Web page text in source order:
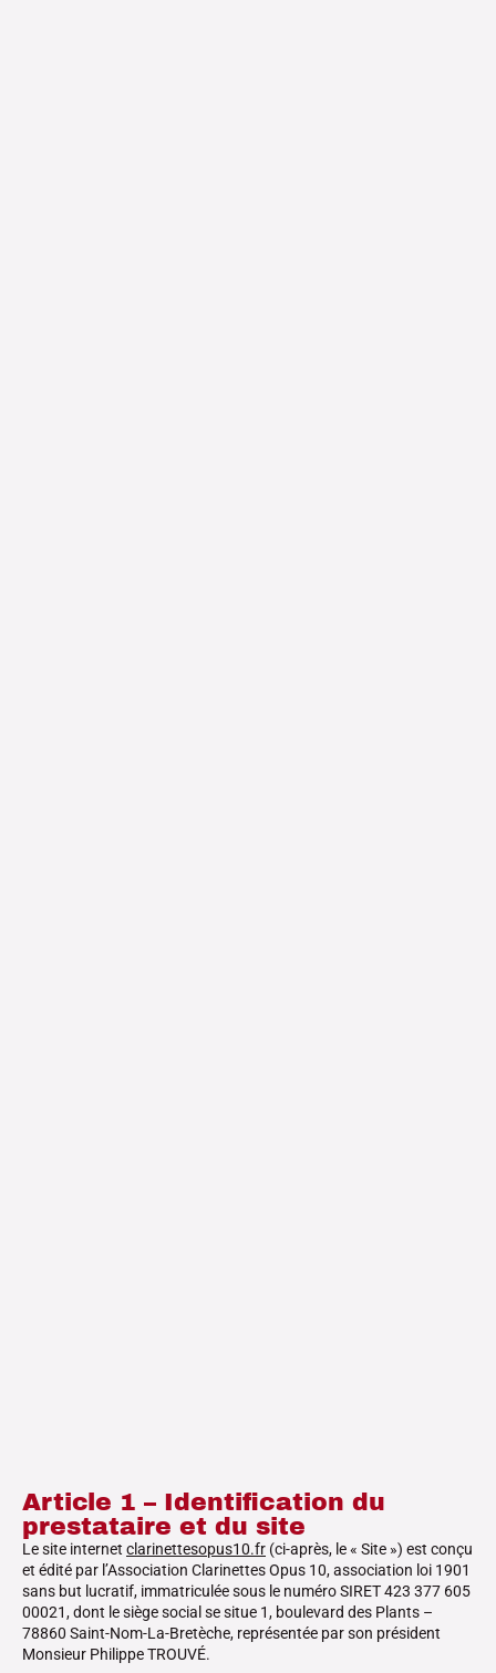
Article 1 – Identification du
prestataire et du site
Le site internet clarinettesopus10.fr (ci-après, le « Site ») est conçu
et édité par l’Association Clarinettes Opus 10, association loi 1901
sans but lucratif, immatriculée sous le numéro SIRET 423 377 605
00021, dont le siège social se situe 1, boulevard des Plants –
78860 Saint-Nom-La-Bretèche, représentée par son président
Monsieur Philippe TROUVÉ.